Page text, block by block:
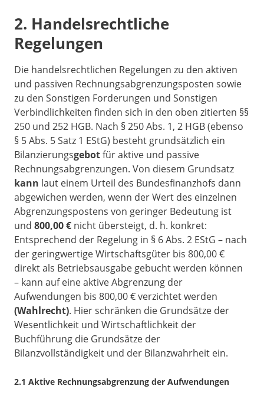
2. Handelsrechtliche
Regelungen
Die handelsrechtlichen Regelungen zu den aktiven
und passiven Rechnungsabgrenzungsposten sowie
zu den Sonstigen Forderungen und Sonstigen
Verbindlichkeiten finden sich in den oben zitierten §§
250 und 252 HGB. Nach § 250 Abs. 1, 2 HGB (ebenso
§ 5 Abs. 5 Satz 1 EStG) besteht grundsätzlich ein
Bilanzierungsgebotfür aktive und passive
Rechnungsabgrenzungen. Von diesem Grundsatz
kann laut einem Urteil des Bundesfinanzhofs dann
abgewichen werden, wenn der Wert des einzelnen
Abgrenzungspostens von geringer Bedeutung ist
und 800,00 € nicht übersteigt, d. h. konkret:
Entsprechend der Regelung in § 6 Abs. 2 EStG – nach
der geringwertige Wirtschaftsgüter bis 800,00 €
direkt als Betriebsausgabe gebucht werden können
– kann auf eine aktive Abgrenzung der
Aufwendungen bis 800,00 € verzichtet werden
(Wahlrecht). Hier schränken die Grundsätze der
Wesentlichkeit und Wirtschaftlichkeit der
Buchführung die Grundsätze der
Bilanzvollständigkeit und der Bilanzwahrheit ein.
2.1 Aktive Rechnungsabgrenzung der Aufwendungen